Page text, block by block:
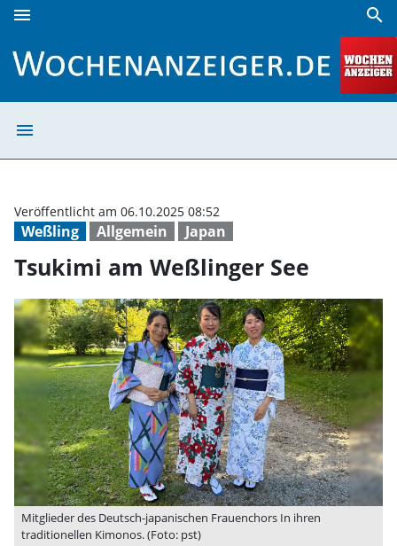
menu search
menu
Weßling Allgemein Japan
Veröffentlicht am 06.10.2025 08:52
Tsukimi am Weßlinger See
Mitglieder des Deutsch-japanischen Frauenchors In ihren
traditionellen Kimonos. (Foto: pst)